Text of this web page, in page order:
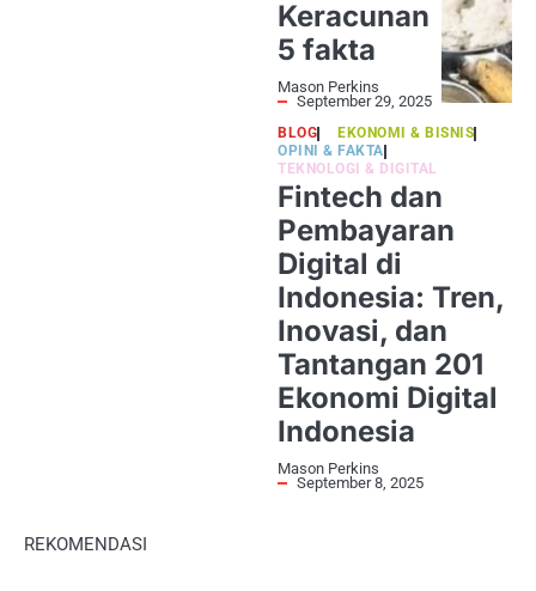
Keracunan
5 fakta
Mason Perkins
September 29, 2025
Fintech dan
Pembayaran
Digital di
Indonesia: Tren,
Inovasi, dan
Tantangan 201
Ekonomi Digital
Indonesia
BLOG
EKONOMI & BISNIS
OPINI & FAKTA
TEKNOLOGI & DIGITAL
Mason Perkins
September 8, 2025
REKOMENDASI